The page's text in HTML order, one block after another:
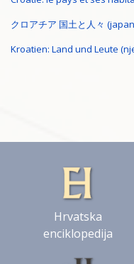
クロアチア 国土と人々
Kroatien: Land und Leute
Hrvatska
enciklopedija